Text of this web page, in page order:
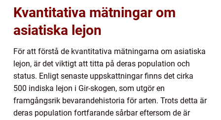
Kvantitativa mätningar om
asiatiska lejon
För att förstå de kvantitativa mätningarna om asiatiska
lejon, är det viktigt att titta på deras population och
status. Enligt senaste uppskattningar finns det cirka
500 indiska lejon i Gir-skogen, som utgör en
framgångsrik bevarandehistoria för arten. Trots detta är
deras population fortfarande sårbar eftersom de är